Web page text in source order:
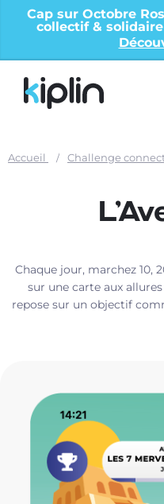
Cap sur Octobre
collectif &
Nos solutions
entreprises
Contact
Accueil Challenge
Chaque jour, marchez 10,
sur une carte aux
repose sur un objectif